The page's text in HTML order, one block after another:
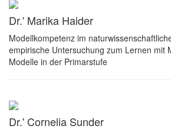
Dr.' Marika Haider
Modellkompetenz im
empirische Untersuchung zum Lernen mit
Modelle in der Primarstufe
Dr.' Cornelia Sunder